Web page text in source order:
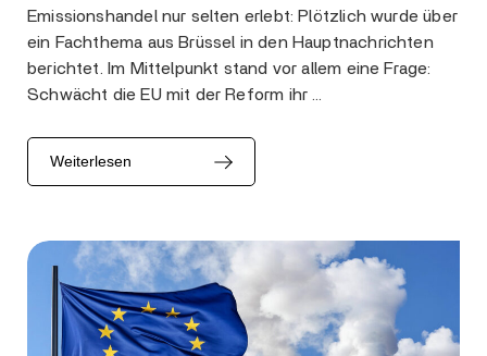
Emissionshandel nur selten erlebt: Plötzlich wurde über
ein Fachthema aus Brüssel in den Hauptnachrichten
berichtet. Im Mittelpunkt stand vor allem eine Frage:
Schwächt die EU mit der Reform ihr …
Weiterlesen